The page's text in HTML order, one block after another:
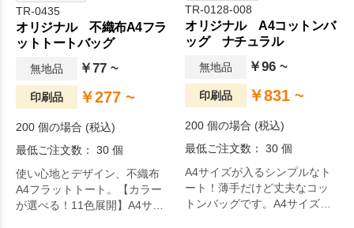
TR-0435
オリジナル 不織布A4フラ
ットトートバッグ
無地品 ￥77 ~
印刷品 ￥277 ~
200 個の場合 (税込)
最低ご注文数： 30 個
使い心地とデザイン、不織布
A4フラットトート。【カラー
が選べる！11色展開】A4サイ
TR-0128-008
オリジナル A4コットンバ
ッグ ナチュラル
無地品 ￥96 ~
印刷品 ￥831 ~
200 個の場合 (税込)
最低ご注文数： 30 個
A4サイズが入るシンプルなト
ート！薄手だけど丈夫なコッ
トンバッグです。A4サイズが